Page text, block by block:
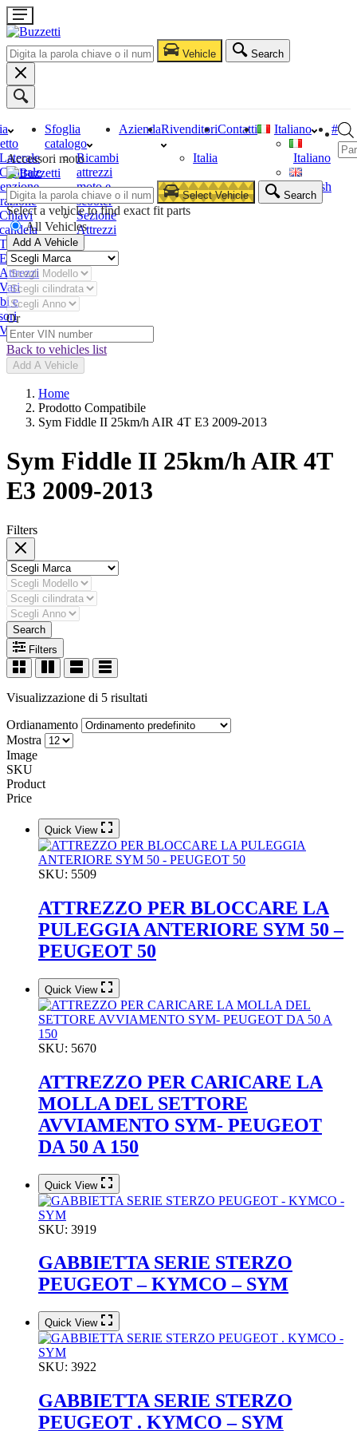
Vehicle Search
Laterale
Centrale
Chiavi
candela
Tester
Estrattori
Attrezzi
Vari
e
Vari
Sfoglia
catalogo
Ricambi
attrezzi
moto e
scooter
Sezione
Attrezzi
AziendaRivenditori
Italia
Contatti Italiano
Italiano
English
#
Accessori moto
Select Vehicle Search
Select a vehicle to find exact fit parts
All Vehicles
Add A Vehicle
Or
Back to vehicles list
Add A Vehicle
Home
Prodotto Compatibile
Sym Fiddle II 25km/h AIR 4T E3 2009-2013
Sym Fiddle II 25km/h AIR 4T
E3 2009-2013
Filters
Search
Filters
Visualizzazione di 5 risultati
Ordianamento
Mostra
Image
SKU
Product
Price
Quick View
SKU: 5509
ATTREZZO PER BLOCCARE LA
PULEGGIA ANTERIORE SYM 50 –
PEUGEOT 50
Quick View
SKU: 5670
ATTREZZO PER CARICARE LA
MOLLA DEL SETTORE
AVVIAMENTO SYM- PEUGEOT
DA 50 A 150
Quick View
SKU: 3919
GABBIETTA SERIE STERZO
PEUGEOT – KYMCO – SYM
Quick View
SKU: 3922
GABBIETTA SERIE STERZO
PEUGEOT . KYMCO – SYM